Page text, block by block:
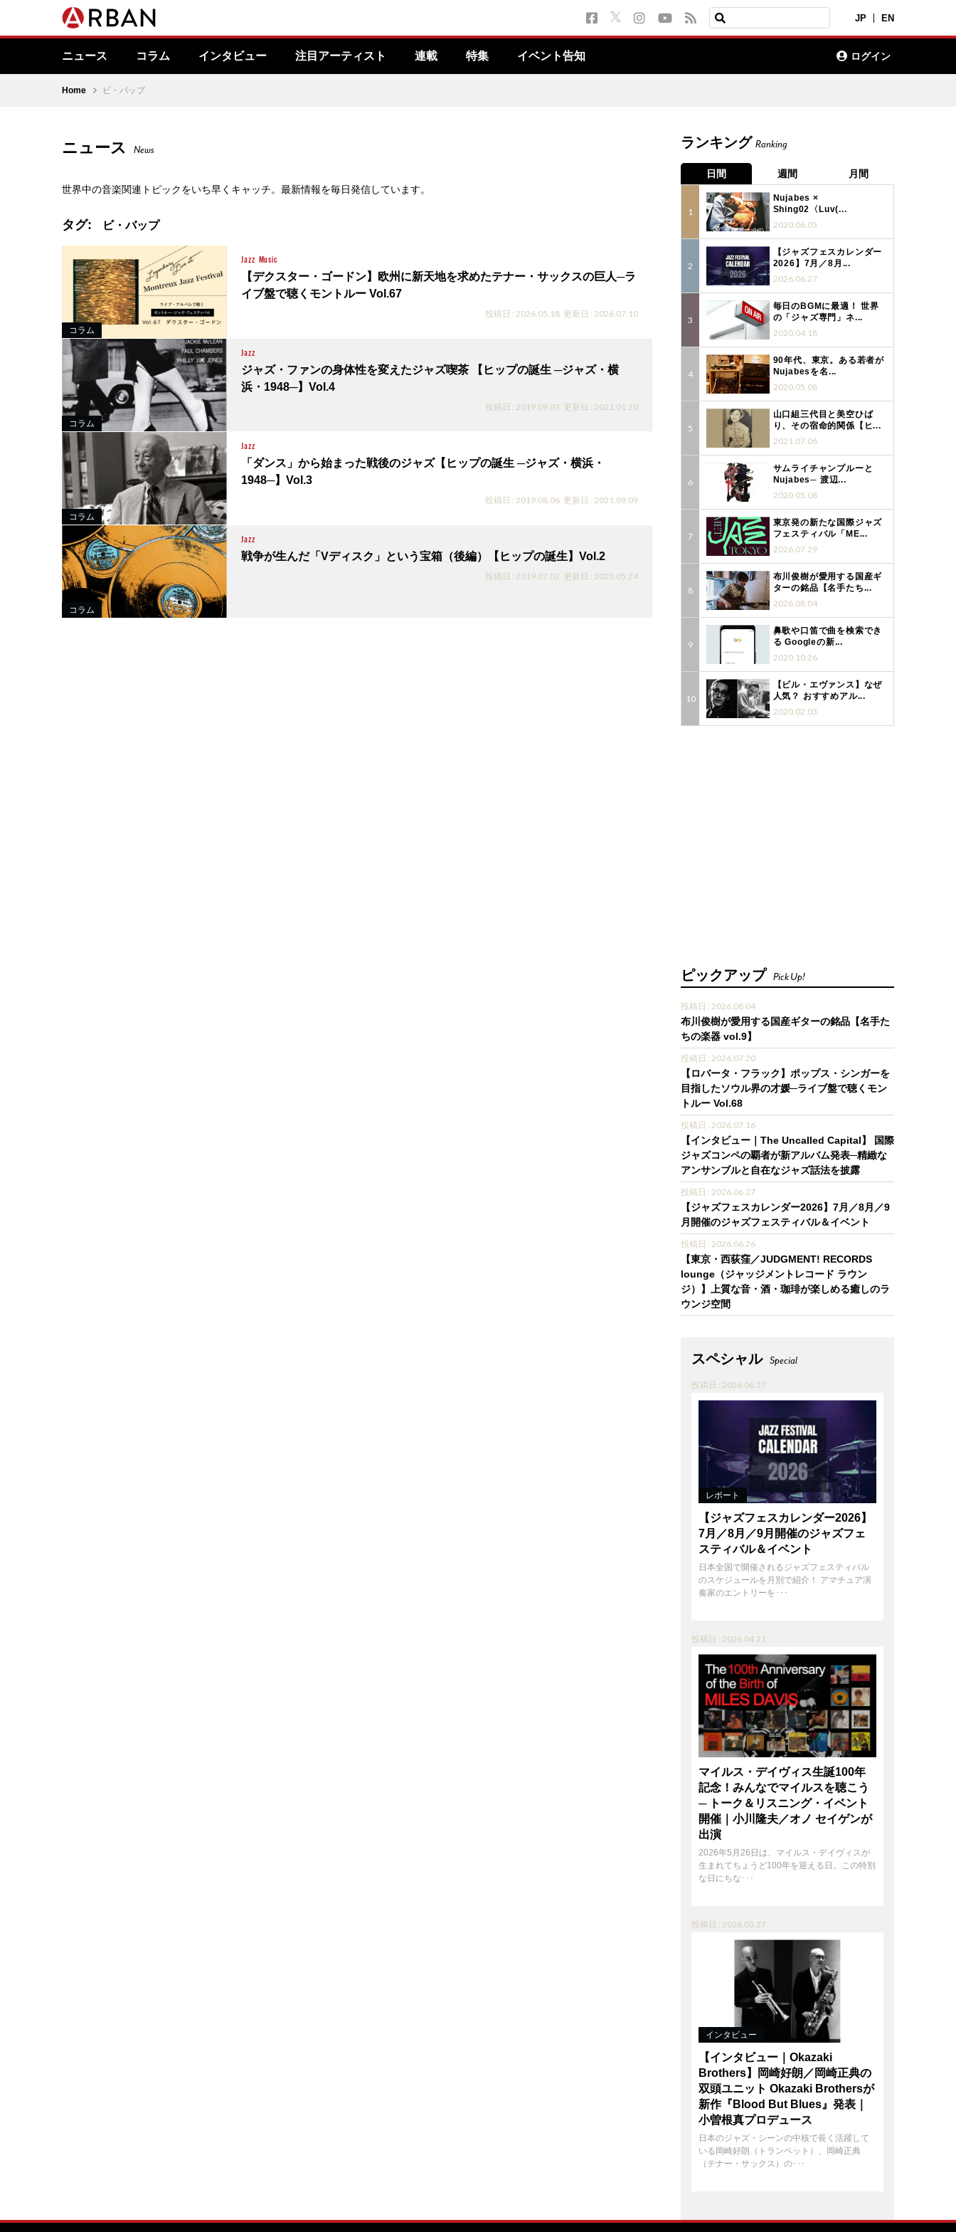
JP EN
ニュース コラム インタビュー 注目アーティスト 連載 特集 イベント告知 ログイン
Home ビ・バップ
ニュース News
世界中の音楽関連トピックをいち早くキャッチ。最新情報を毎日発信しています。
タグ: ビ・バップ
コラム
Jazz Music
【デクスター・ゴードン】欧州に新天地を求めたテナー・サックスの巨人─ラ
イブ盤で聴くモントルー Vol.67
投稿日 : 2026.05.18 更新日 : 2026.07.10
コラム
Jazz
ジャズ・ファンの身体性を変えたジャズ喫茶 【ヒップの誕生 ─ジャズ・横
浜・1948─】Vol.4
投稿日 : 2019.09.03 更新日 : 2021.01.20
コラム
Jazz
「ダンス」から始まった戦後のジャズ【ヒップの誕生 ─ジャズ・横浜・
1948─】Vol.3
投稿日 : 2019.08.06 更新日 : 2021.09.09
コラム
Jazz
戦争が生んだ「Vディスク」という宝箱（後編）【ヒップの誕生】Vol.2
投稿日 : 2019.07.02 更新日 : 2023.05.24
ランキング Ranking
日間 週間 月間
Nujabes ×
Shing02〈Luv(...
2020.06.05
【ジャズフェスカレンダー
2026】7月／8月...
2026.06.27
毎日のBGMに最適！ 世界
の「ジャズ専門」ネ...
2020.04.18
90年代、東京。ある若者が
Nujabesを名...
2020.05.08
山口組三代目と美空ひば
り、その宿命的関係【ヒ...
2021.07.06
サムライチャンプルーと
Nujabes─ 渡辺...
2020.05.08
東京発の新たな国際ジャズ
フェスティバル「ME...
2026.07.29
布川俊樹が愛用する国産ギ
ターの銘品【名手たち...
2026.08.04
鼻歌や口笛で曲を検索でき
る Googleの新...
2020.10.26
【ビル・エヴァンス】なぜ
人気？ おすすめアル...
2020.02.03
ピックアップ Pick Up!
投稿日 : 2026.08.04
布川俊樹が愛用する国産ギターの銘品【名手た
ちの楽器 vol.9】
投稿日 : 2026.07.20
【ロバータ・フラック】ポップス・シンガーを
目指したソウル界の才媛─ライブ盤で聴くモン
トルー Vol.68
投稿日 : 2026.07.16
【インタビュー｜The Uncalled Capital】 国際
ジャズコンペの覇者が新アルバム発表─精緻な
アンサンブルと自在なジャズ話法を披露
投稿日 : 2026.06.27
【ジャズフェスカレンダー2026】7月／8月／9
月開催のジャズフェスティバル＆イベント
投稿日 : 2026.06.26
【東京・西荻窪／JUDGMENT! RECORDS
lounge（ジャッジメントレコード ラウン
ジ）】上質な音・酒・珈琲が楽しめる癒しのラ
ウンジ空間
スペシャル Special
投稿日 : 2026.06.27
レポート
【ジャズフェスカレンダー2026】
7月／8月／9月開催のジャズフェ
スティバル＆イベント
日本全国で開催されるジャズフェスティバル
のスケジュールを月別で紹介！ アマチュア演
奏家のエントリーを･･･
投稿日 : 2026.04.21
マイルス・デイヴィス生誕100年
記念！みんなでマイルスを聴こう
─ トーク＆リスニング・イベント
開催｜小川隆夫／オノ セイゲンが
出演
2026年5月26日は、マイルス・デイヴィスが
生まれてちょうど100年を迎える日。この特別
な日にちな･･･
投稿日 : 2026.03.27
インタビュー
【インタビュー｜Okazaki
Brothers】岡崎好朗／岡崎正典の
双頭ユニット Okazaki Brothersが
新作『Blood But Blues』発表｜
小曽根真プロデュース
日本のジャズ・シーンの中核で長く活躍して
いる岡崎好朗（トランペット）、岡崎正典
（テナー・サックス）の･･･